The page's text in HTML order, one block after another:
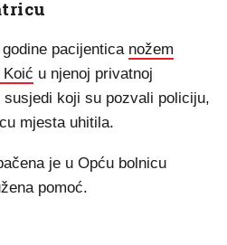
pacijentica nožem
u njenoj privatnoj
koji su pozvali policiju,
mjesta uhitila.
je u Opću bolnicu
pomoć.